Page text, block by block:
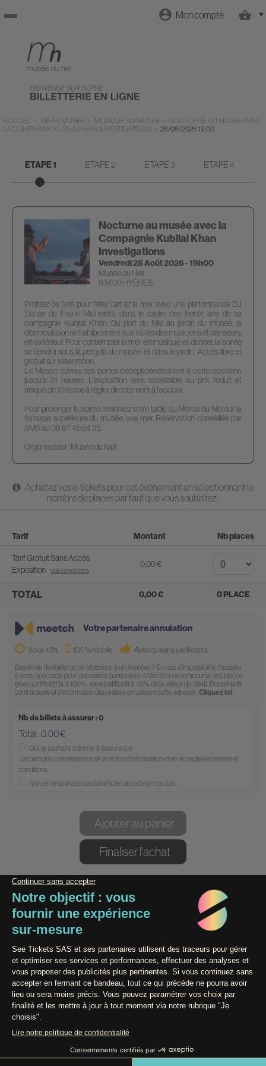
Mon compte
ACCUEIL > VIE AU MUSÉE > MUSIQUE AU MUSÉE >
NOCTURNE AU MUSÉE AVEC
LA COMPAGNIE KUBILAI KHAN INVESTIGATIONS > 28/08/2026 19:00
ETAPE 1 ETAPE 2 ETAPE 3 ETAPE 4
Nocturne au musée avec la
Compagnie Kubilai Khan
Investigations
Vendredi 28 Août 2026 - 19h00
Musée du Niel
83400 HYÈRES
Profitez de l'été pour fêter l'art et la mer avec une performance DJ
Danse de Frank Micheletti, dans le cadre des trente ans de sa
compagnie Kubilai Khan. Du port du Niel au jardin du musée, la
déambulation se fait librement aux côtés des musiciens et danseurs,
en extérieur. Pour contempler la mer en musique et danser, la soirée
se tiendra sous la pergola du musée et dans le jardin. Accès libre et
gratuit sur réservation.
Le Musée ouvrira ses portes exceptionnellement à cette occasion
jusqu'à 21 heures. L'exposition sera accessible au prix réduit et
unique de 10 euros à régler directement à l'accueil.
Pour prolonger la soirée, réservez votre table au Mérou du Niel sur la
terrasse supérieure du musée, vue mer. Réservation conseillée par
SMS au 06 87 45 54 95.
Organisateur : Musée du Niel
Achetez vos e-tickets pour cet événement en sélectionnant le
nombre de places par tarif que vous souhaitez :
Tarif Montant Nb places
Tarif Gratuit Sans Accès
Exposition Voir conditions
0,00
TOTAL 0,00 0PLACE
Votre partenaire annulation
Sous 48h. 100% mobile. Avec ou sans justificatifs.
Besoin de flexibilité ou de répondre à un imprévu ? En cas d’impossibilité d’assister
à votre spectacle pour une raison particulière, Meetch vous rembourse vos places
(avec justificatif(s) à 100%, sans justificatif à 70% de la valeur du billet). Documents
contractuels et d'information disponibles en utilisant cette adresse : Cliquez ici .
Nb de billets à assurer :0
Total :0.00
Oui, je souhaite adhérer à l’assurance
J'ai bien pris connaissance de la notice d'information et en accepte les termes et
conditions.
Non, je ne souhaite pas bénéficier de cette protection.
Contact / Assistance
Powered by
Conditions générales de vente
Données Personnelles